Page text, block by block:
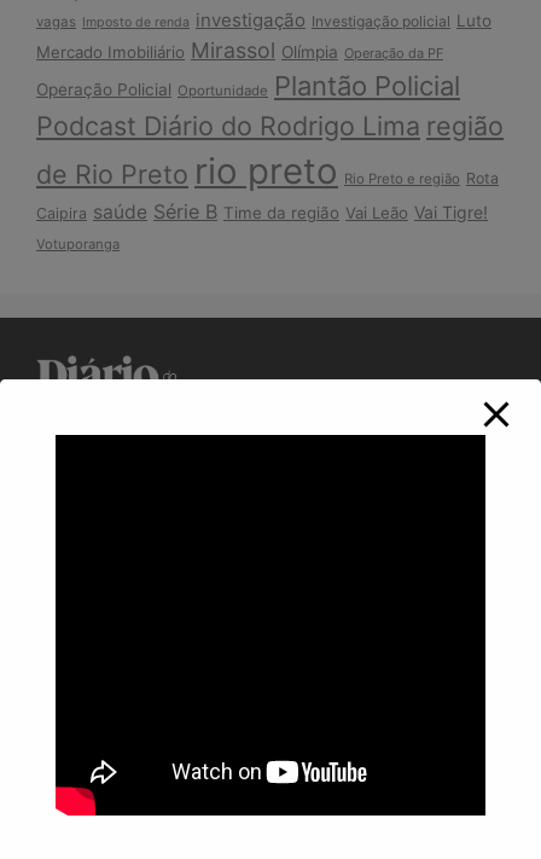
vagas Imposto de renda investigação Investigação policial Luto
Mercado Imobiliário Mirassol Olímpia Operação da PF
Operação Policial Oportunidade Plantão Policial
Podcast Diário do Rodrigo Lima região
de Rio Preto rio preto Rio Preto e região Rota
Caipira saúde Série B Time da região Vai Leão Vai Tigre!
Votuporanga
WhatsApp: (17) 99268-0565